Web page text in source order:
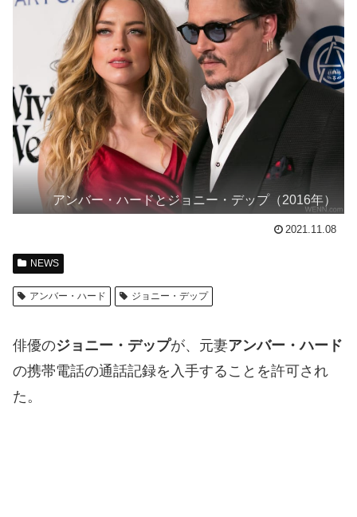
アンバー・ハードとジョニー・デップ（2016年）
2021.11.08
NEWS
アンバー・ハード ジョニー・デップ
俳優のジョニー・デップが、元妻アンバー・ハード
の携帯電話の通話記録を入手することを許可され
た。